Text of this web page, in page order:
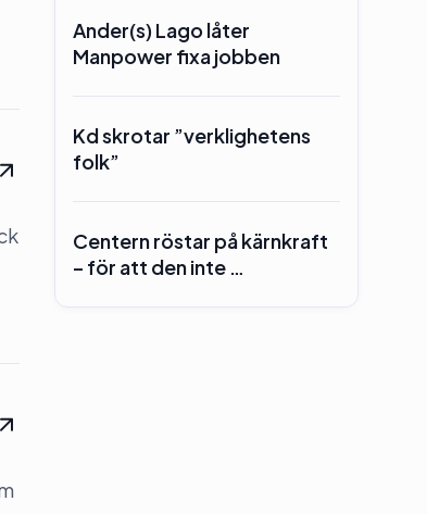
Ander(s) Lago låter
Manpower fixa jobben
Kd skrotar ”verklighetens
folk”
Centern röstar på kärnkraft
– för att den inte …